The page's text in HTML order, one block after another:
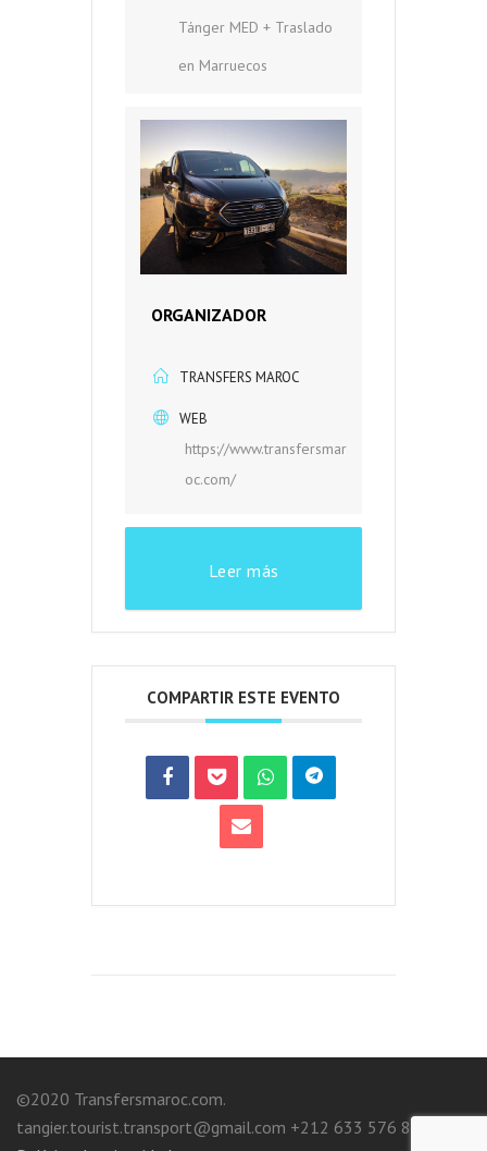
Tánger MED + Traslado
en Marruecos
ORGANIZADOR
TRANSFERS MAROC
WEB
https://www.transfersmar
oc.com/
Leer más
COMPARTIR ESTE EVENTO
©2020 Transfersmaroc.com.
tangier.tourist.transport@gmail.com +212 633 576 807.